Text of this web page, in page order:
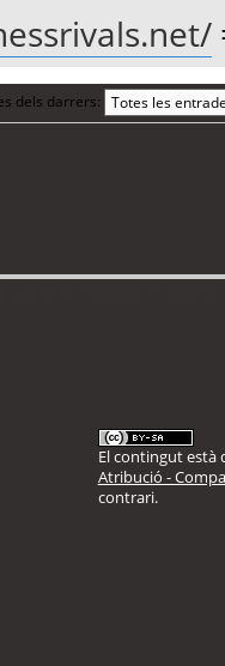
dels darrers:
El contingut està
Atribució -
contrari.